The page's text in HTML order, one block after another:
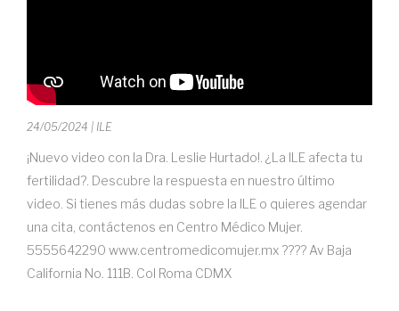
24/05/2024 | ILE
¡Nuevo video con la Dra. Leslie Hurtado!. ¿La ILE afecta tu
fertilidad?. Descubre la respuesta en nuestro último
video. Si tienes más dudas sobre la ILE o quieres agendar
una cita, contáctenos en Centro Médico Mujer.
5555642290 www.centromedicomujer.mx ???? Av Baja
California No. 111B. Col Roma CDMX